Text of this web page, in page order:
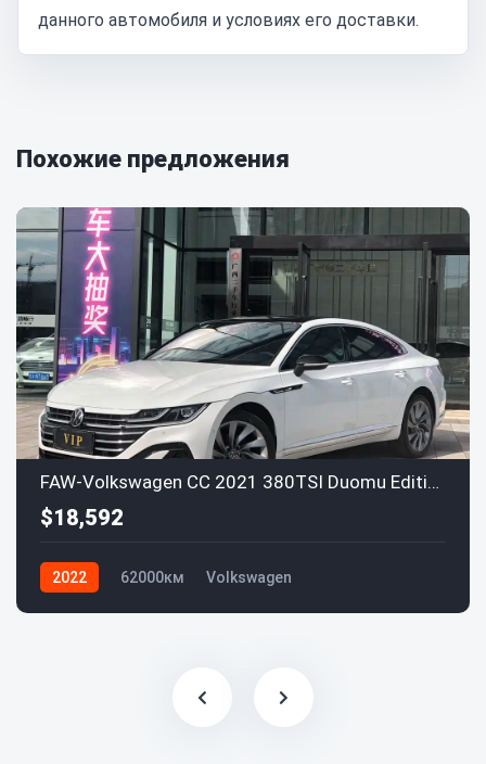
данного автомобиля и условиях его доставки.
Похожие предложения
FAW-Volkswagen CC 2021 380TSI Duomu Edition
$18,592
2022 62000км Volkswagen